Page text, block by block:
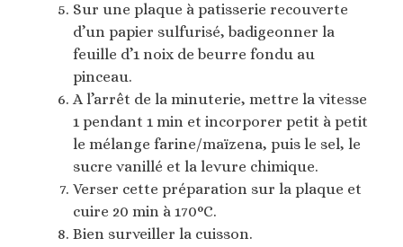
Sur une plaque à patisserie recouverte
d’un papier sulfurisé, badigeonner la
feuille d’1 noix de beurre fondu au
pinceau.
A l’arrêt de la minuterie, mettre la vitesse
1 pendant 1 min et incorporer petit à petit
le mélange farine/maïzena, puis le sel, le
sucre vanillé et la levure chimique.
Verser cette préparation sur la plaque et
cuire 20 min à 170°C.
Bien surveiller la cuisson.